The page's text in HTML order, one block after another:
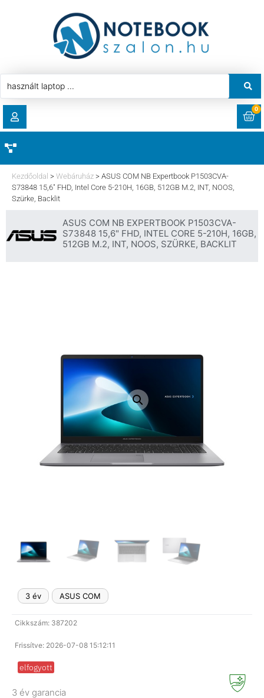
LETÖLTÉSEK
0
HASZNÁLT LAPTOP
AKCIÓ
LAPTOP ALKATRÉSZ
KOMPONENS
Kezdőoldal > Webáruház > ASUS COM NB Expertbook P1503CVA-
S73848 15,6″ FHD, Intel Core 5-210H, 16GB, 512GB M.2, INT, NOOS,
Szürke, Backlit
ASUS COM NB EXPERTBOOK P1503CVA-
S73848 15,6" FHD, INTEL CORE 5-210H, 16GB,
512GB M.2, INT, NOOS, SZÜRKE, BACKLIT
3 év ASUS COM
Cikkszám: 387202
Frissítve: 2026-07-08 15:12:11
elfogyott
3 év garancia